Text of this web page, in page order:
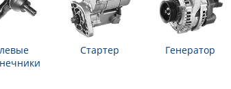
Стартер Генератор